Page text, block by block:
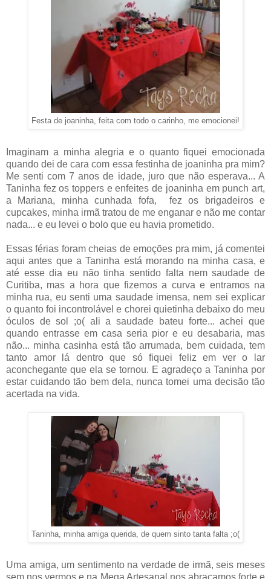
Festa de joaninha, feita com todo o carinho, me emocionei!
Imaginam a minha alegria e o quanto fiquei emocionada
quando dei de cara com essa festinha de joaninha pra mim?
Me senti com 7 anos de idade, juro que não esperava... A
Taninha fez os toppers e enfeites de joaninha em punch art,
a Mariana, minha cunhada fofa, fez os brigadeiros e
cupcakes, minha irmã tratou de me enganar e não me contar
nada... e eu levei o bolo que eu havia prometido.
Essas férias foram cheias de emoções pra mim, já comentei
aqui antes que a Taninha está morando na minha casa, e
até esse dia eu não tinha sentido falta nem saudade de
Curitiba, mas a hora que fizemos a curva e entramos na
minha rua, eu senti uma saudade imensa, nem sei explicar
o quanto foi incontrolável e chorei quietinha debaixo do meu
óculos de sol ;o( ali a saudade bateu forte... achei que
quando entrasse em casa seria pior e eu desabaria, mas
não... minha casinha está tão arrumada, bem cuidada, tem
tanto amor lá dentro que só fiquei feliz em ver o lar
aconchegante que ela se tornou. E agradeço a Taninha por
estar cuidando tão bem dela, nunca tomei uma decisão tão
acertada na vida.
Taninha, minha amiga querida, de quem sinto tanta falta ;o(
Uma amiga, um sentimento na verdade de irmã, seis meses